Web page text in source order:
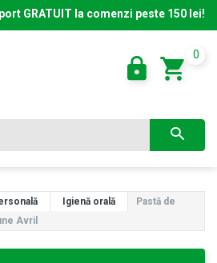
GRATUIT la comenzi peste 150 lei!
0
Igienă orală
Pastă de
Avril